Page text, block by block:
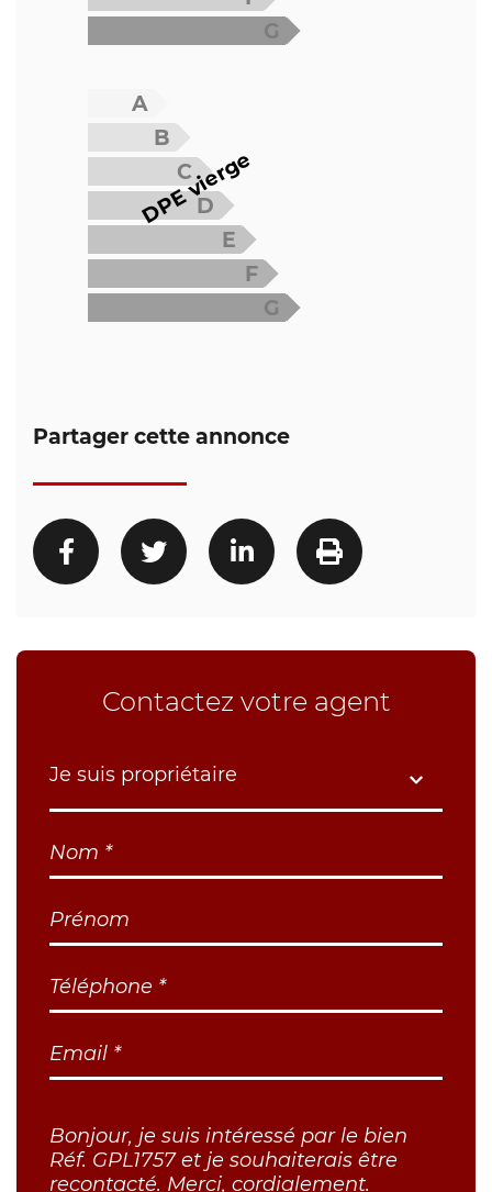
G
A
B
C
D
E
F
G
DPE vierge
Partager cette annonce
Contactez votre agent
Je suis propriétaire